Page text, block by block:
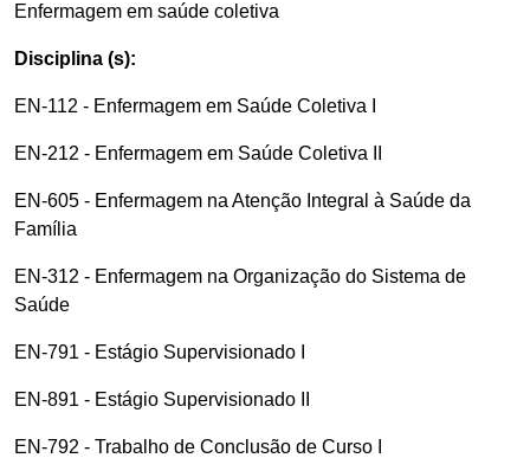
Enfermagem em saúde coletiva
Disciplina (s):
EN-112 - Enfermagem em Saúde Coletiva I
EN-212 - Enfermagem em Saúde Coletiva II
EN-605 - Enfermagem na Atenção Integral à Saúde da
Família
EN-312 - Enfermagem na Organização do Sistema de
Saúde
EN-791 - Estágio Supervisionado I
EN-891 - Estágio Supervisionado II
EN-792 - Trabalho de Conclusão de Curso I